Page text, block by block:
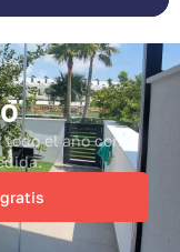
el año con